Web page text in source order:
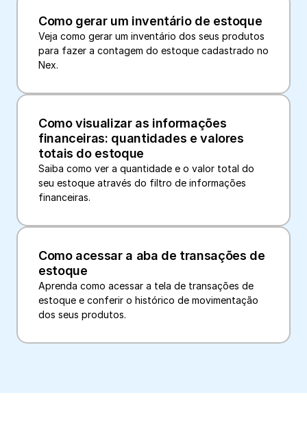
Como gerar um inventário de estoque
Veja como gerar um inventário dos seus produtos
para fazer a contagem do estoque cadastrado no
Nex.
Como visualizar as informações
financeiras: quantidades e valores
totais do estoque
Saiba como ver a quantidade e o valor total do
seu estoque através do filtro de informações
financeiras.
Como acessar a aba de transações de
estoque
Aprenda como acessar a tela de transações de
estoque e conferir o histórico de movimentação
dos seus produtos.